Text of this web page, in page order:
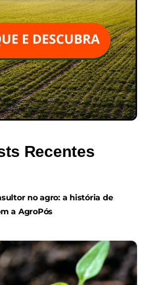
Recentes
no agro: a história de
a AgroPós